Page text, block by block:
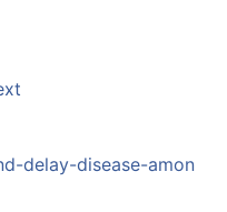
delay-disease-amon